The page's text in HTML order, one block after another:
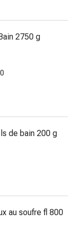
2750 g
de bain 200 g
au soufre fl 800